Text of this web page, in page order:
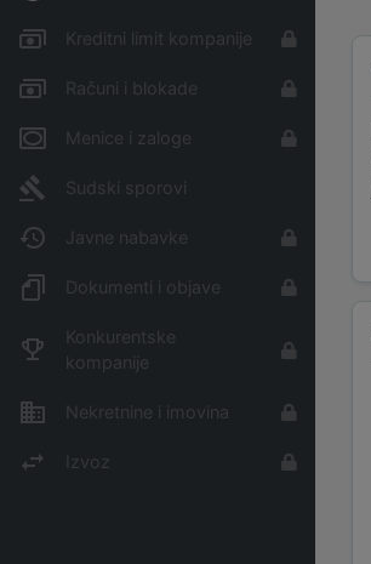
Kreditni limit kompanije
Računi i blokade
Menice i zaloge
Sudski sporovi
Javne nabavke
Dokumenti i objave
Konkurentske
kompanije
Nekretnine i imovina
Izvoz